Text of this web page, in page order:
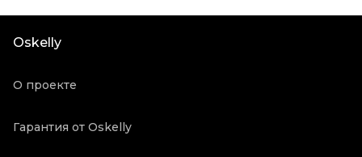
Продавец
Oskelly
О проекте
Гарантия от Oskelly